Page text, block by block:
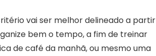
vai ser melhor delineado a partir
bem o tempo, a fim de treinar
de café da manhã, ou mesmo uma